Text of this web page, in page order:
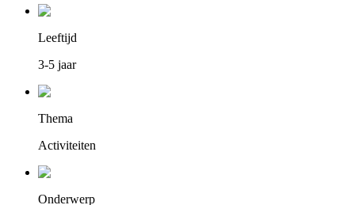
Leeftijd
3-5 jaar
Thema
Activiteiten
Onderwerp